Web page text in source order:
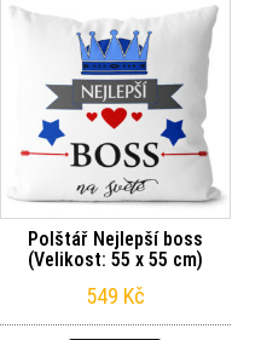
Polštář Nejlepší boss
(Velikost: 55 x 55 cm)
549 Kč